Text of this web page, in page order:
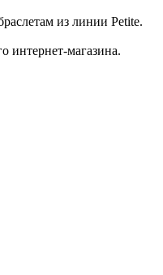
из линии Petite.
интернет-магазина.